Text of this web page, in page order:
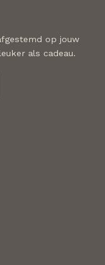
op jouw
als cadeau.